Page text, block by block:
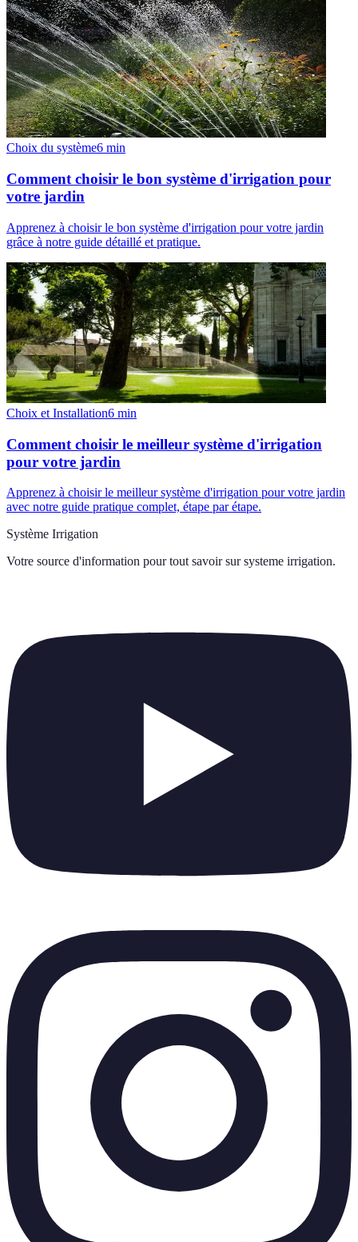
Choix du système6 min
Comment choisir le bon système d'irrigation pour
votre jardin
Apprenez à choisir le bon système d'irrigation pour votre jardin
grâce à notre guide détaillé et pratique.
Choix et Installation6 min
Comment choisir le meilleur système d'irrigation
pour votre jardin
Apprenez à choisir le meilleur système d'irrigation pour votre jardin
avec notre guide pratique complet, étape par étape.
Système Irrigation
Votre source d'information pour tout savoir sur systeme irrigation.